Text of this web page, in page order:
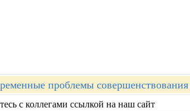
проблемы
с коллегами ссылкой на наш сайт